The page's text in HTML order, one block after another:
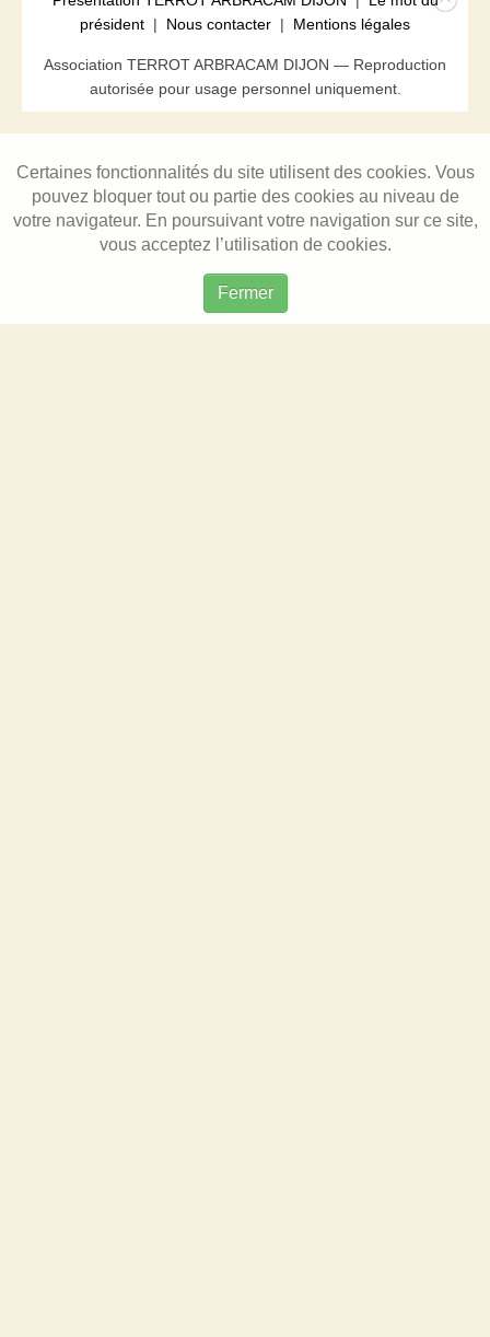
président | Nous contacter | Mentions légales
Association TERROT ARBRACAM DIJON — Reproduction
autorisée pour usage personnel uniquement.
Certaines fonctionnalités du site utilisent des cookies. Vous
pouvez bloquer tout ou partie des cookies au niveau de
votre navigateur. En poursuivant votre navigation sur ce site,
vous acceptez l’utilisation de cookies.
Fermer